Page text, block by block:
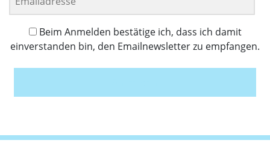
Beim Anmelden bestätige ich, dass ich damit
einverstanden bin, den Emailnewsletter zu empfangen.